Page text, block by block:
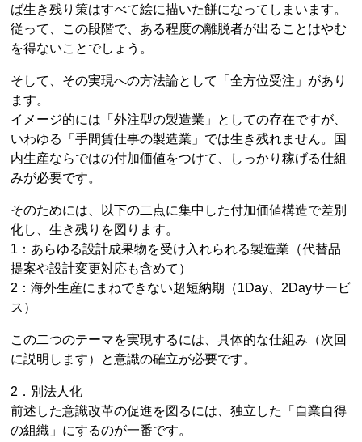
ば生き残り策はすべて絵に描いた餅になってしまいます。
従って、この段階で、ある程度の離脱者が出ることはやむ
を得ないことでしょう。
そして、その実現への方法論として「全方位受注」があり
ます。
イメージ的には「外注型の製造業」としての存在ですが、
いわゆる「手間賃仕事の製造業」では生き残れません。国
内生産ならではの付加価値をつけて、しっかり稼げる仕組
みが必要です。
そのためには、以下の二点に集中した付加価値構造で差別
化し、生き残りを図ります。
1：あらゆる設計成果物を受け入れられる製造業（代替品
提案や設計変更対応も含めて）
2：海外生産にまねできない超短納期（1Day、2Dayサービ
ス）
この二つのテーマを実現するには、具体的な仕組み（次回
に説明します）と意識の確立が必要です。
2．別法人化
前述した意識改革の促進を図るには、独立した「自業自得
の組織」にするのが一番です。